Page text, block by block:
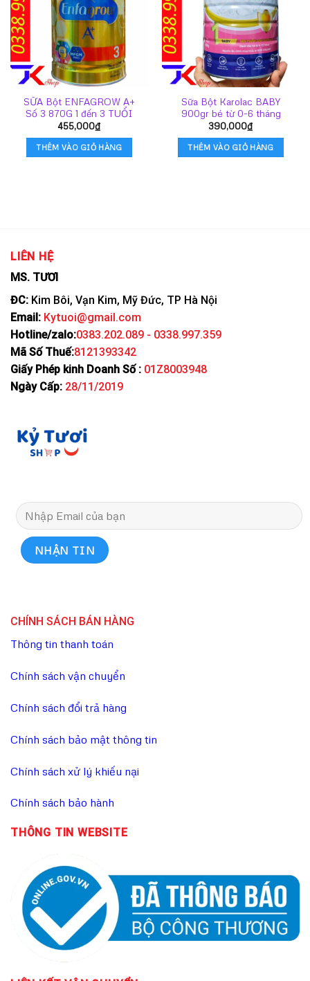
SỮA Bột ENFAGROW A+
Số 3 870G 1 đến 3 TUỔI
455,000₫
THÊM VÀO GIỎ HÀNG
Sữa Bột Karolac BABY
900gr bé từ 0-6 tháng
390,000₫
THÊM VÀO GIỎ HÀNG
LIÊN HỆ
MS. TƯƠI
ĐC: Kim Bôi, Vạn Kim, Mỹ Đức, TP Hà Nội
Email: Kytuoi@gmail.com
Hotline/zalo:0383.202.089 - 0338.997.359
Mã Số Thuế:8121393342
Giấy Phép kinh Doanh Số : 01Z8003948
Ngày Cấp: 28/11/2019
CHÍNH SÁCH BÁN HÀNG
Thông tin thanh toán
Chính sách vận chuyển
Chính sách đổi trả hàng
Chính sách bảo mật thông tin
Chính sách xử lý khiếu nại
Chính sách bảo hành
THÔNG TIN WEBSITE